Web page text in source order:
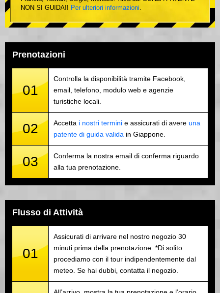
NON SI GUIDA!! Per ulteriori informazioni.
Prenotazioni
01
Controlla la disponibilità tramite Facebook,
email, telefono, modulo web e agenzie
turistiche locali.
02 Accetta i nostri termini e assicurati di avere una
patente di guida valida in Giappone.
03
Conferma la nostra email di conferma riguardo
alla tua prenotazione.
Flusso di Attività
01
Assicurati di arrivare nel nostro negozio 30
minuti prima della prenotazione. *Di solito
procediamo con il tour indipendentemente dal
meteo. Se hai dubbi, contatta il negozio.